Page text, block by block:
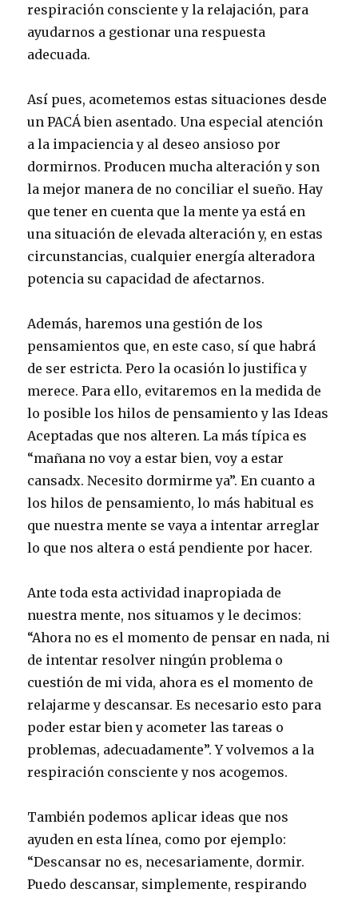
respiración consciente y la relajación, para
ayudarnos a gestionar una respuesta
adecuada.
Así pues, acometemos estas situaciones desde
un PACÁ bien asentado. Una especial atención
a la impaciencia y al deseo ansioso por
dormirnos. Producen mucha alteración y son
la mejor manera de no conciliar el sueño. Hay
que tener en cuenta que la mente ya está en
una situación de elevada alteración y, en estas
circunstancias, cualquier energía alteradora
potencia su capacidad de afectarnos.
Además, haremos una gestión de los
pensamientos que, en este caso, sí que habrá
de ser estricta. Pero la ocasión lo justifica y
merece. Para ello, evitaremos en la medida de
lo posible los hilos de pensamiento y las Ideas
Aceptadas que nos alteren. La más típica es
“mañana no voy a estar bien, voy a estar
cansadx. Necesito dormirme ya”. En cuanto a
los hilos de pensamiento, lo más habitual es
que nuestra mente se vaya a intentar arreglar
lo que nos altera o está pendiente por hacer.
Ante toda esta actividad inapropiada de
nuestra mente, nos situamos y le decimos:
“Ahora no es el momento de pensar en nada, ni
de intentar resolver ningún problema o
cuestión de mi vida, ahora es el momento de
relajarme y descansar. Es necesario esto para
poder estar bien y acometer las tareas o
problemas, adecuadamente”. Y volvemos a la
respiración consciente y nos acogemos.
También podemos aplicar ideas que nos
ayuden en esta línea, como por ejemplo:
“Descansar no es, necesariamente, dormir.
Puedo descansar, simplemente, respirando